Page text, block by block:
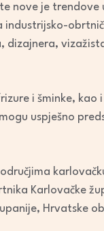
nove je trendove
i šminke,
uspješno
Karlovačke
Hrvatske